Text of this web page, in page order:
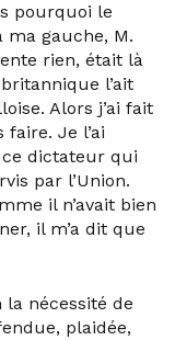
pourquoi le
ma gauche, M.
rien, était là
l’ait
Alors j’ai fait
Je l’ai
dictateur qui
par l’Union.
il n’avait bien
il m’a dit que
nécessité de
plaidée,